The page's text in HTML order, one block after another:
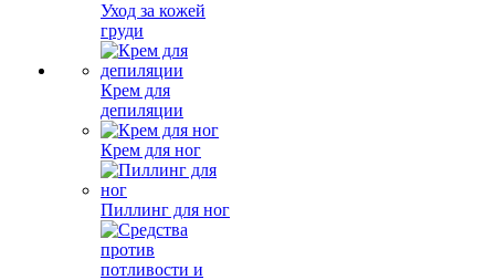
Уход за кожей
груди
Крем для
депиляции
Крем для ног
Пиллинг для ног